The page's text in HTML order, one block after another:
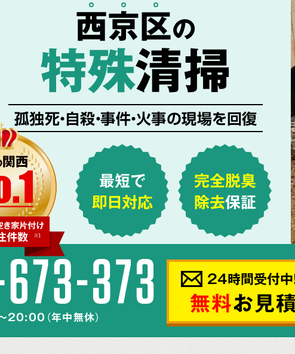
西京区の
特殊清掃
孤独死・自殺・事件・火事の現場を回復
最短で
即日対応
完全脱臭
除去保証
（年中無休）
24時間受付
無料お見